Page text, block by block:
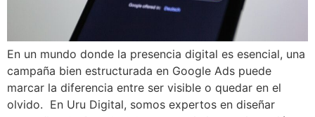
En un mundo donde la presencia digital es esencial, una
campaña bien estructurada en Google Ads puede
marcar la diferencia entre ser visible o quedar en el
olvido. En Uru Digital, somos expertos en diseñar